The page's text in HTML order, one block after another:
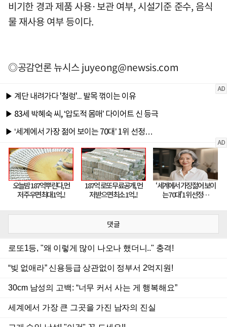
비기한 경과 제품 사용·보관 여부, 시설기준 준수, 음식
물 재사용 여부 등이다.
◎공감언론 뉴시스juyeong@newsis.com
댓글